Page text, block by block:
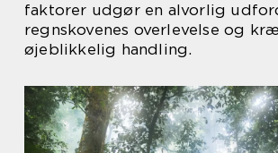
faktorer udgør en alvorlig
regnskovenes overlevelse og
øjeblikkelig handling.